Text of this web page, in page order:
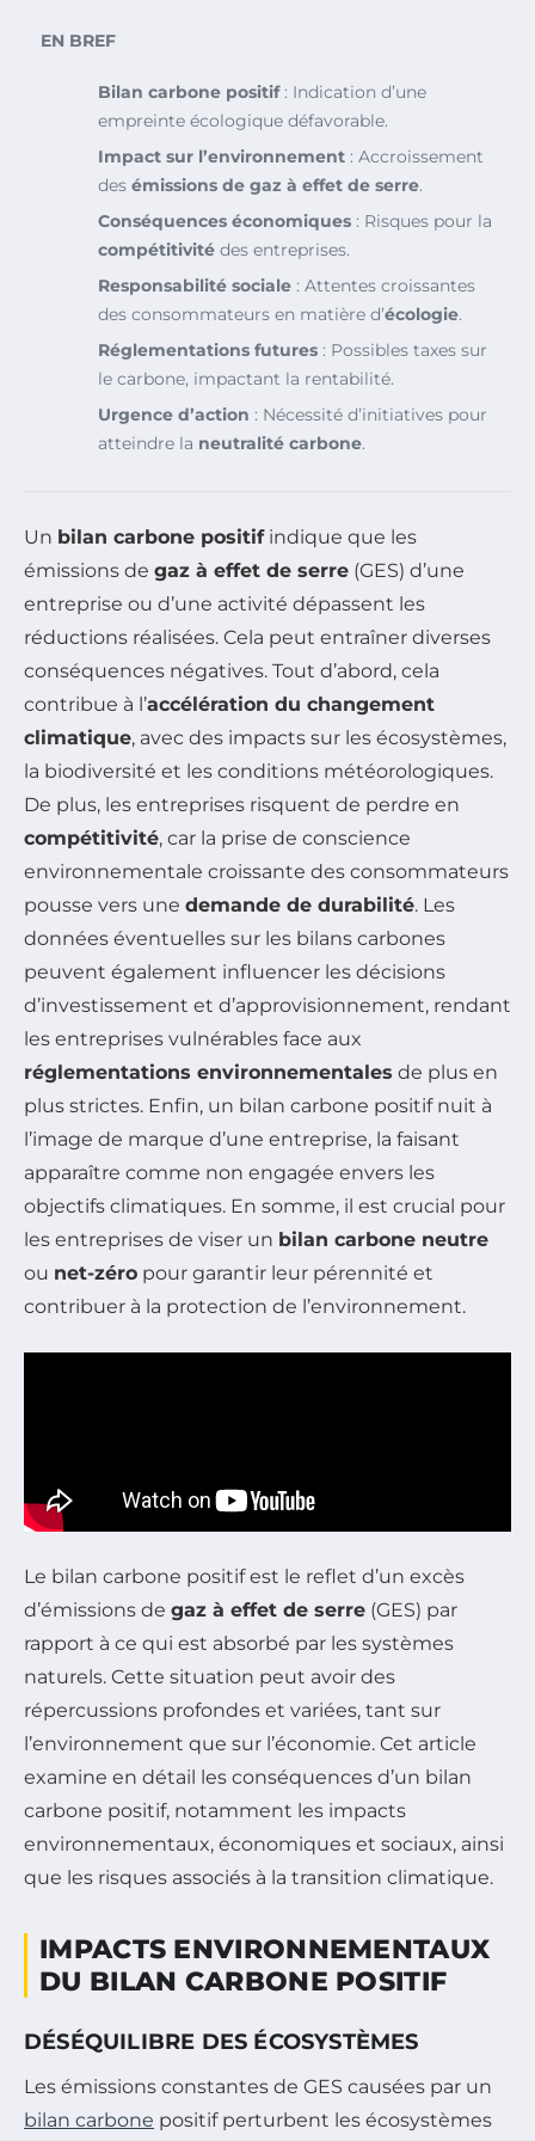
EN BREF
Bilan carbone positif: Indication d’une
empreinte écologique défavorable.
Impact sur l’environnement : Accroissement
des émissions de gaz à effet de serre.
Conséquences économiques : Risques pour la
compétitivité des entreprises.
Responsabilité sociale : Attentes croissantes
des consommateurs en matière d’écologie.
Réglementations futures : Possibles taxes sur
le carbone, impactant la rentabilité.
Urgence d’action : Nécessité d’initiatives pour
atteindre la neutralité carbone.
Un bilan carbone positifindique que les
émissions de gaz à effet de serre (GES) d’une
entreprise ou d’une activité dépassent les
réductions réalisées. Cela peut entraîner diverses
conséquences négatives. Tout d’abord, cela
contribue à l’accélération du changement
climatique, avec des impacts sur les écosystèmes,
la biodiversité et les conditions météorologiques.
De plus, les entreprises risquent de perdre en
compétitivité, car la prise de conscience
environnementale croissante des consommateurs
pousse vers une demande de durabilité. Les
données éventuelles sur les bilans carbones
peuvent également influencer les décisions
d’investissement et d’approvisionnement, rendant
les entreprises vulnérables face aux
réglementations environnementales de plus en
plus strictes. Enfin, un bilan carbone positif nuit à
l’image de marque d’une entreprise, la faisant
apparaître comme non engagée envers les
objectifs climatiques. En somme, il est crucial pour
les entreprises de viser un bilan carbone neutre
ou net-zéro pour garantir leur pérennité et
contribuer à la protection de l’environnement.
Le bilan carbone positif est le reflet d’un excès
d’émissions de gaz à effet de serre (GES) par
rapport à ce qui est absorbé par les systèmes
naturels. Cette situation peut avoir des
répercussions profondes et variées, tant sur
l’environnement que sur l’économie. Cet article
examine en détail les conséquences d’un bilan
carbone positif, notamment les impacts
environnementaux, économiques et sociaux, ainsi
que les risques associés à la transition climatique.
IMPACTS ENVIRONNEMENTAUX
DU BILAN CARBONE POSITIF
DÉSÉQUILIBRE DES ÉCOSYSTÈMES
Les émissions constantes de GES causées par un
bilan carbone positif perturbent les écosystèmes